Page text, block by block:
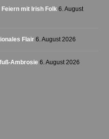
mit Irish Folk 6. August
Flair 6. August 2026
Ambrosie 6. August 2026